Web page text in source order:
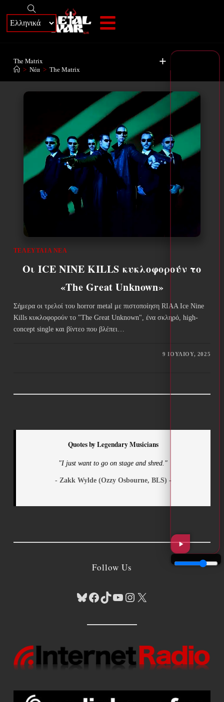
+
The Matrix
> Νέα > The Matrix
ΤΕΛΕΥΤΑΊΑ ΝΈΑ
Οι ICE NINE KILLS κυκλοφορούν το
«The Great Unknown»
Σήμερα οι τρελοί του horror metal με πιστοποίηση RIAA Ice Nine
Kills κυκλοφορούν το "The Great Unknown", ένα σκληρό, high-
concept single και βίντεο που βλέπει…
9 ΙΟΥΛΊΟΥ, 2025
Quotes by Legendary Musicians
"I just want to go on stage and shred."
- Zakk Wylde (Ozzy Osbourne, BLS) -
Follow Us